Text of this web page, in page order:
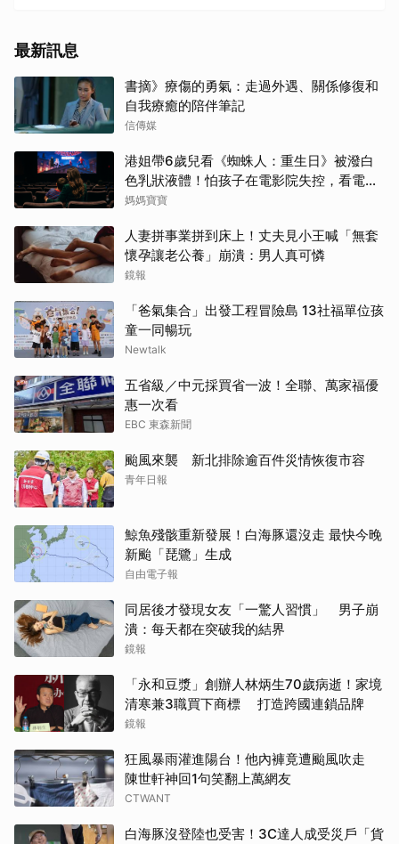
最新訊息
書摘》療傷的勇氣：走過外遇、關係修復和
自我療癒的陪伴筆記
信傳媒
港姐帶6歲兒看《蜘蛛人：重生日》被潑白
色乳狀液體！怕孩子在電影院失控，看電影
前爸媽「必做3件事與3評估」
媽媽寶寶
人妻拼事業拼到床上！丈夫見小王喊「無套
懷孕讓老公養」崩潰：男人真可憐
鏡報
「爸氣集合」出發工程冒險島 13社福單位孩
童一同暢玩
Newtalk
五省級／中元採買省一波！全聯、萬家福優
惠一次看
EBC 東森新聞
颱風來襲 新北排除逾百件災情恢復市容
青年日報
鯨魚殘骸重新發展！白海豚還沒走 最快今晚
新颱「琵鷺」生成
自由電子報
同居後才發現女友「一驚人習慣」 男子崩
潰：每天都在突破我的結界
鏡報
「永和豆漿」創辦人林炳生70歲病逝！家境
清寒兼3職買下商標 打造跨國連鎖品牌
鏡報
狂風暴雨灌進陽台！他內褲竟遭颱風吹走
陳世軒神回1句笑翻上萬網友
CTWANT
白海豚沒登陸也受害！3C達人成受災戶「貨